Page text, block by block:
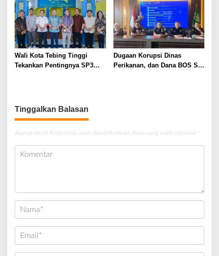
Wali Kota Tebing Tinggi
Tekankan Pentingnya SP3
Dugaan Korupsi Dinas
Perikanan, dan Dana BOS SD
Tinggalkan Balasan
Alamat email Anda tidak akan dipublikasikan. Ruas yang wajib ditandai *